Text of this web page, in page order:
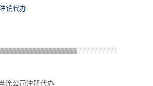
销代办
涂公司注册代办